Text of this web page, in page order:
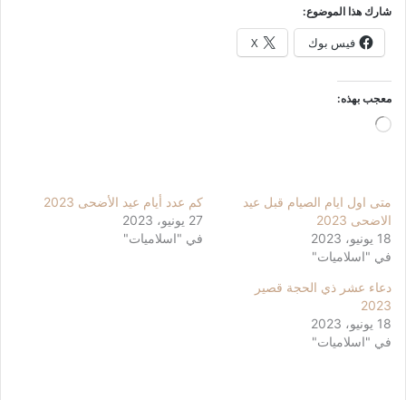
شارك هذا الموضوع:
فيس بوك X
معجب بهذه:
جاري
متى اول ايام الصيام قبل عيد
الاضحى 2023
18 يونيو، 2023
في "اسلاميات"
كم عدد أيام عيد الأضحى 2023
27 يونيو، 2023
في "اسلاميات"
دعاء عشر ذي الحجة قصير
2023
18 يونيو، 2023
في "اسلاميات"